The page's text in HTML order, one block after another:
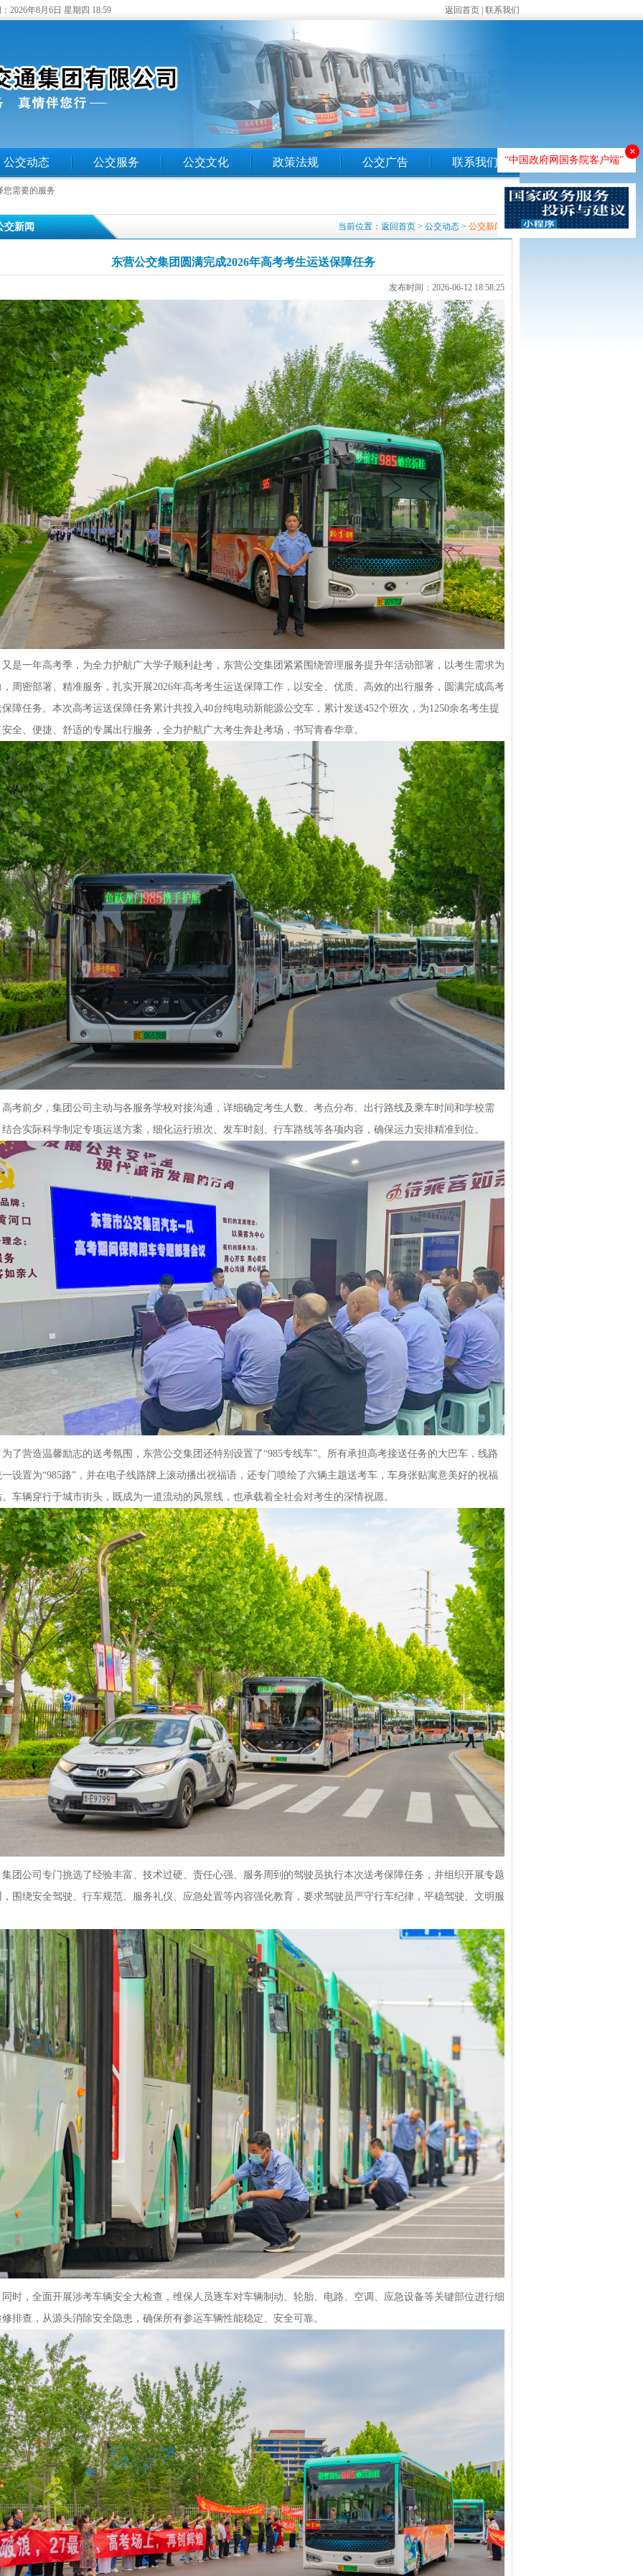
2026年8月6日 星期四 18:59 返回首页 联系我们
公交动态 公交服务 公交文化 政策法规 公交广告 联系我们
您需要的服务
当前位置： 返回首页 > 公交动态 > 公交新闻
交新闻
东营公交集团圆满完成2026年高考考生运送保障任务
发布时间：2026-06-12 18:58:25
又是一年高考季，为全力护航广大学子顺利赴考，东营公交集团紧紧围绕管理服务提升年活动部署，以考生需求为
，周密部署、精准服务，扎实开展2026年高考考生运送保障工作，以安全、优质、高效的出行服务，圆满完成高考
障任务。本次高考运送保障任务累计共投入40台纯电动新能源公交车，累计发送452个班次，为1250余名考生提
全、便捷、舒适的专属出行服务，全力护航广大考生奔赴考场，书写青春华章。
高考前夕，集团公司主动与各服务学校对接沟通，详细确定考生人数、考点分布、出行路线及乘车时间和学校需
结合实际科学制定专项运送方案，细化运行班次、发车时刻、行车路线等各项内容，确保运力安排精准到位。
为了营造温馨励志的送考氛围，东营公交集团还特别设置了“985专线车”。所有承担高考接送任务的大巴车，线路
一设置为“985路”，并在电子线路牌上滚动播出祝福语，还专门喷绘了六辆主题送考车，车身张贴寓意美好的祝福
车辆穿行于城市街头，既成为一道流动的风景线，也承载着全社会对考生的深情祝愿。
集团公司专门挑选了经验丰富、技术过硬、责任心强、服务周到的驾驶员执行本次送考保障任务，并组织开展专题
，围绕安全驾驶、行车规范、服务礼仪、应急处置等内容强化教育，要求驾驶员严守行车纪律，平稳驾驶、文明服
同时，全面开展涉考车辆安全大检查，维保人员逐车对车辆制动、轮胎、电路、空调、应急设备等关键部位进行细
排查，从源头消除安全隐患，确保所有参运车辆性能稳定、安全可靠。
×
“中国政府网国务院客户端”